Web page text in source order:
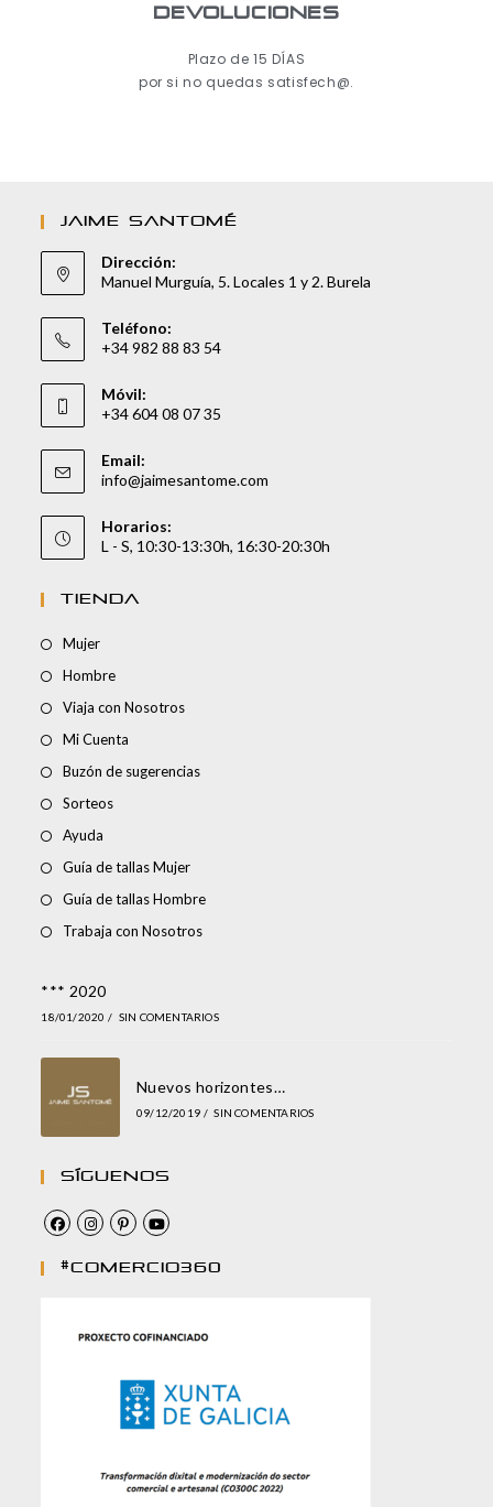
Devoluciones
Plazo de 15 DÍAS
por si no quedas satisfech@.
JAIME SANTOMÉ
Dirección:
Manuel Murguía, 5. Locales 1 y 2. Burela
Teléfono:
+34 982 88 83 54
Móvil:
+34 604 08 07 35
Email:
info@jaimesantome.com
Horarios:
L - S, 10:30-13:30h, 16:30-20:30h
TIENDA
Mujer
Hombre
Viaja con Nosotros
Mi Cuenta
Buzón de sugerencias
Sorteos
Ayuda
Guía de tallas Mujer
Guía de tallas Hombre
Trabaja con Nosotros
*** 2020
18/01/2020 / SIN COMENTARIOS
Nuevos horizontes…
09/12/2019 / SIN COMENTARIOS
Síguenos
#comercio360